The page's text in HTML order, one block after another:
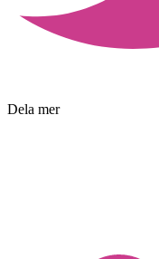
Dela mer